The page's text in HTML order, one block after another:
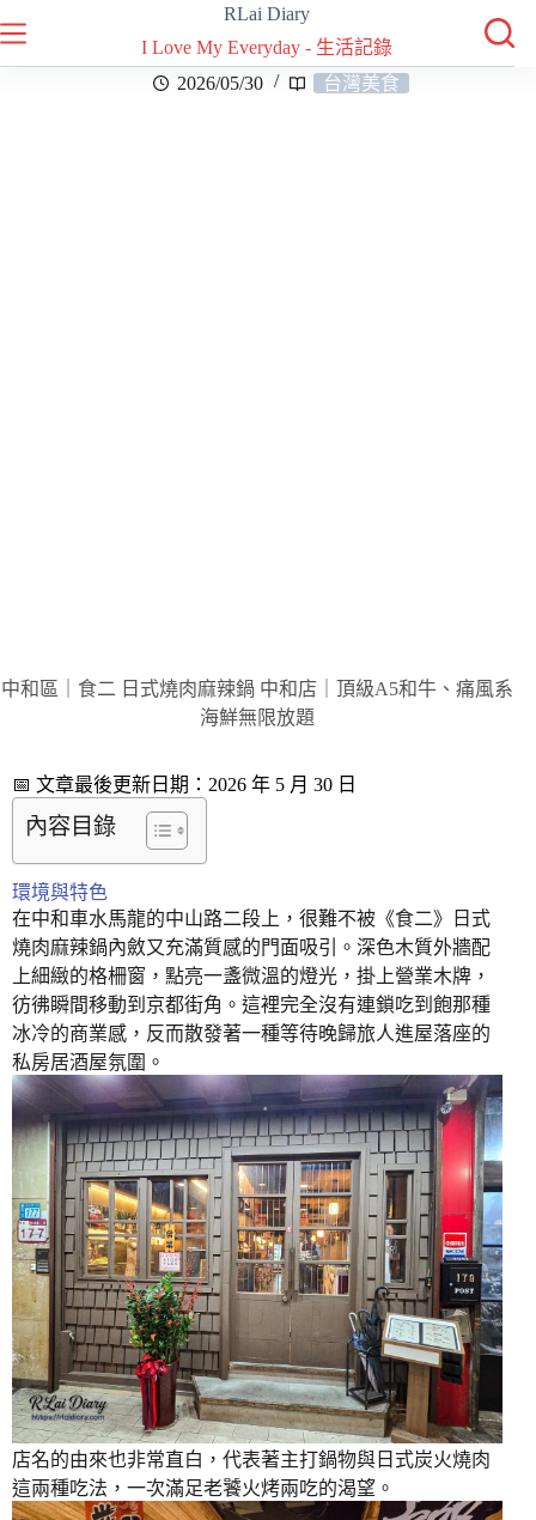
RLai Diary
I Love My Everyday - 生活記錄
2026/05/30
台灣美食
中和區｜食二 日式燒肉麻辣鍋 中和店｜頂級A5和牛、痛風系
海鮮無限放題
📅 文章最後更新日期：2026 年 5 月 30 日
內容目錄
環境與特色
在中和車水馬龍的中山路二段上，很難不被《食二》日式
燒肉麻辣鍋內斂又充滿質感的門面吸引。深色木質外牆配
上細緻的格柵窗，點亮一盞微溫的燈光，掛上營業木牌，
彷彿瞬間移動到京都街角。這裡完全沒有連鎖吃到飽那種
冰冷的商業感，反而散發著一種等待晚歸旅人進屋落座的
私房居酒屋氛圍。
店名的由來也非常直白，代表著主打鍋物與日式炭火燒肉
這兩種吃法，一次滿足老饕火烤兩吃的渴望。